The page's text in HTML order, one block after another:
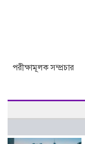
পরীক্ষামূলক সম্প্রচার